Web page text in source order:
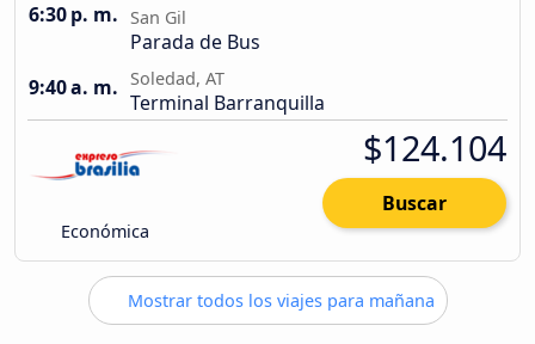
6:30 p. m. San Gil
Parada de Bus
9:40 a. m. Soledad, AT
Terminal Barranquilla
Económica
$124.104
Buscar
Mostrar todos los viajes para mañana